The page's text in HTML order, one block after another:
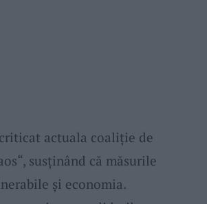
actuala coaliție de
susținând că măsurile
și economia.